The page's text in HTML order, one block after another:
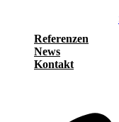
Referenzen
News
Kontakt